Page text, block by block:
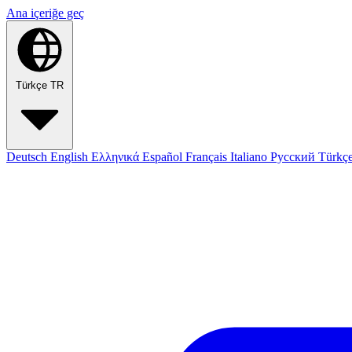
Ana içeriğe geç
Türkçe TR
Deutsch English Ελληνικά Español Français Italiano Русский